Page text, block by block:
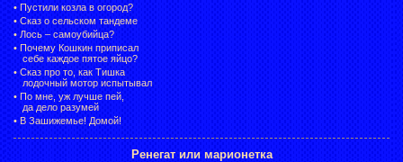
• Пустили козла в огород?
• Сказ о сельском тандеме
• Лось – самоубийца?
• Почему Кошкин приписал
себе каждое пятое яйцо?
• Сказ про то, как Тишка
лодочный мотор испытывал
• По мне, уж лучше пей,
да дело разумей
• В Зашижемье! Домой!
Ренегат или марионетка